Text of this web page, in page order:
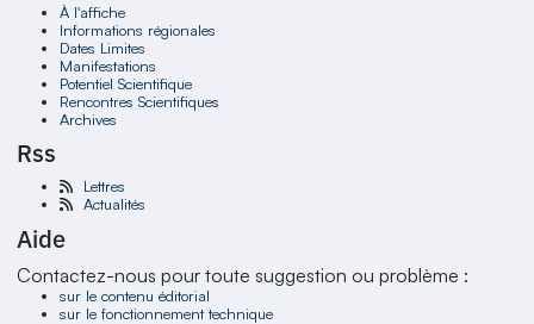
À l'affiche
Informations régionales
Dates Limites
Manifestations
Potentiel Scientifique
Rencontres Scientifiques
Archives
Rss
Lettres
Actualités
Aide
Contactez-nous pour toute suggestion ou problème :
sur le contenu éditorial
sur le fonctionnement technique